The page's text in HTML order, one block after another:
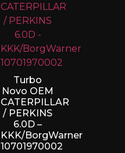
Turbo
Novo OEM
CATERPILLAR
/ PERKINS
6.0D –
KKK/BorgWarner
10701970002